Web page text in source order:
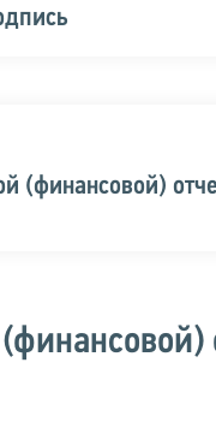
(финансовой)